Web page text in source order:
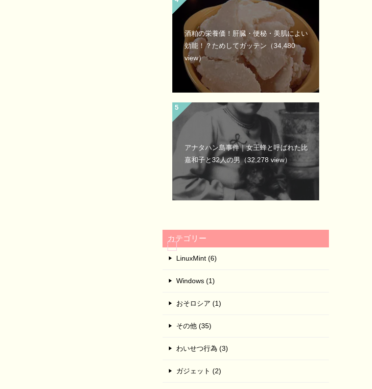
酒粕の栄養価！肝臓・便秘・美肌によい
効能！？ためしてガッテン （34,480
view）
アナタハン島事件｜女王蜂と呼ばれた比
嘉和子と32人の男（32,278 view）
カテゴリー
LinuxMint (6)
Windows (1)
おそロシア (1)
その他 (35)
わいせつ行為 (3)
ガジェット (2)